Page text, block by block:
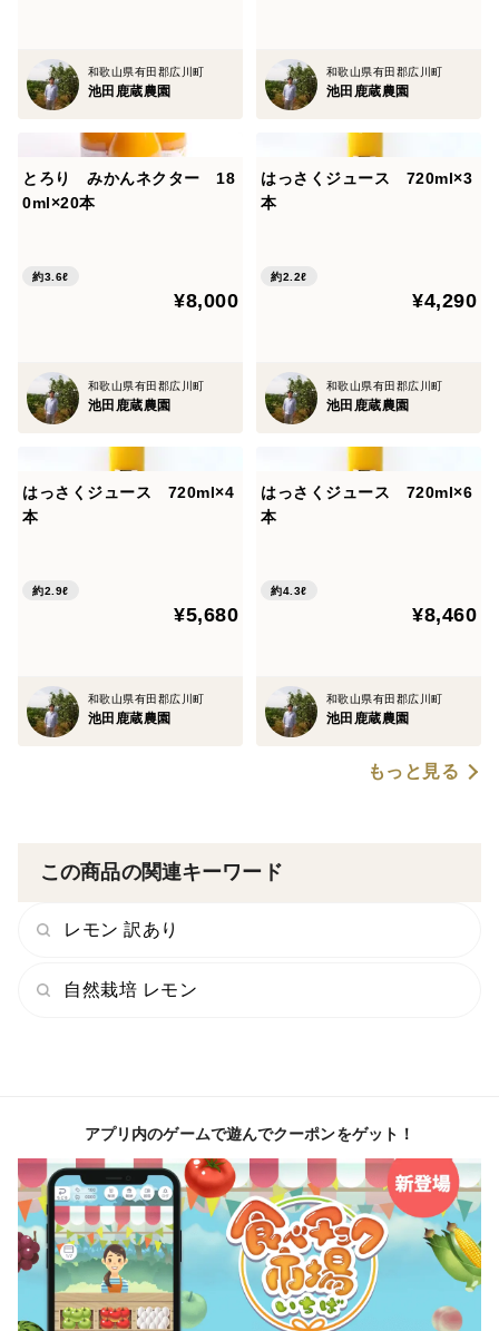
和歌山県有田郡広川町
池田鹿蔵農園
和歌山県有田郡広川町
池田鹿蔵農園
とろり みかんネクター 18
0ml×20本
約3.6ℓ
¥8,000
和歌山県有田郡広川町
池田鹿蔵農園
はっさくジュース 720ml×3
本
約2.2ℓ
¥4,290
和歌山県有田郡広川町
池田鹿蔵農園
はっさくジュース 720ml×4
本
約2.9ℓ
¥5,680
和歌山県有田郡広川町
池田鹿蔵農園
はっさくジュース 720ml×6
本
約4.3ℓ
¥8,460
和歌山県有田郡広川町
池田鹿蔵農園
もっと見る
この商品の関連キーワード
レモン 訳あり
自然栽培 レモン
アプリ内のゲームで遊んでクーポンをゲット！